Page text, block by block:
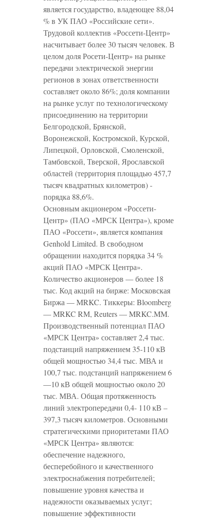
является государство, владеющее 88,04
% в УК ПАО «Российские сети».
Трудовой коллектив «Россети-Центр»
насчитывает более 30 тысяч человек. В
целом доля Росети-Центр» на рынке
передачи электрической энергии
регионов в зонах ответственности
составляет около 86%; доля компании
на рынке услуг по технологическому
присоединению на территории
Белгородской, Брянской,
Воронежской, Костромской, Курской,
Липецкой, Орловской, Смоленской,
Тамбовской, Тверской, Ярославской
областей (территория площадью 457,7
тысяч квадратных километров) -
порядка 88,6%.
Основным акционером «Россети-
Центр» (ПАО «МРСК Центра»), кроме
ПАО «Россети», является компания
Genhold Limited. В свободном
обращении находится порядка 34 %
акций ПАО «МРСК Центра».
Количество акционеров — более 18
тыс. Код акций на бирже: Московская
Биржа — MRKC. Тиккеры: Bloomberg
— MRKC RМ, Reuters — MRKC.MM.
Производственный потенциал ПАО
«МРСК Центра» составляет 2,4 тыс.
подстанций напряжением 35-110 кВ
общей мощностью 34,4 тыс. МВА и
100,7 тыс. подстанций напряжением 6
—10 кВ общей мощностью около 20
тыс. МВА. Общая протяженность
линий электропередачи 0,4- 110 кВ –
397,3 тысяч километров. Основными
стратегическими приоритетами ПАО
«МРСК Центра» являются:
обеспечение надежного,
бесперебойного и качественного
электроснабжения потребителей;
повышение уровня качества и
надежности оказываемых услуг;
повышение эффективности